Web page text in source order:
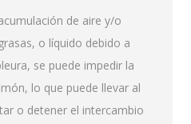
de aire y/o
o líquido debido a
se puede impedir la
lo que puede llevar al
o detener el intercambio